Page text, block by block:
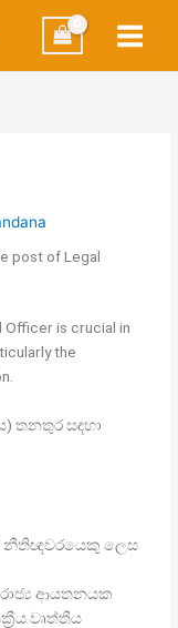
post of Legal
Officer is crucial in
the
තනතුර සඳහා
නීතිඥවරයෙකු ලෙස
ආයතනයක
වෘත්තීය